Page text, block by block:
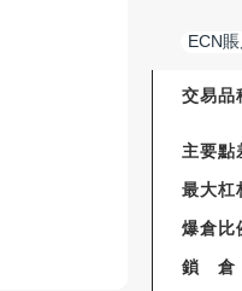
ECN
交易品
主要點
最大杠
爆倉比
鎖倉